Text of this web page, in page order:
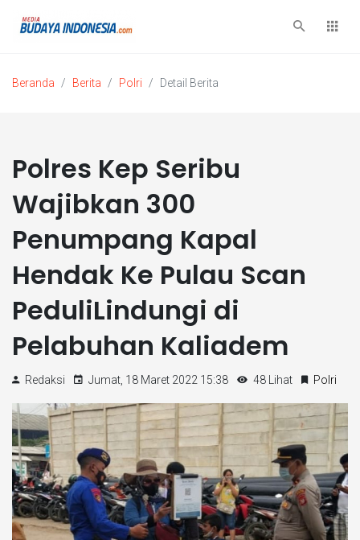
Beranda Berita Polri Detail Berita
Polres Kep Seribu
Wajibkan 300
Penumpang Kapal
Hendak Ke Pulau Scan
PeduliLindungi di
Pelabuhan Kaliadem
Redaksi Jumat, 18 Maret 2022 15:38 48 Lihat Polri